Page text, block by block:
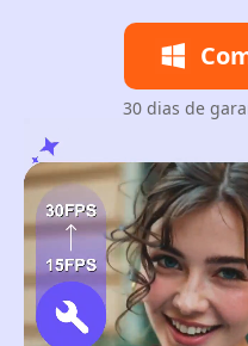
30 dias de